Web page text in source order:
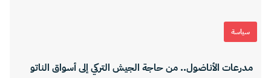
سياسة
مدرعات الأناضول.. من حاجة الجيش التركي إلى أسواق الناتو